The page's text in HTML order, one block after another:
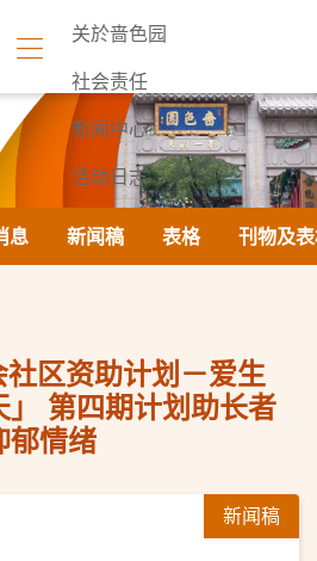
关於啬色园
社会责任
新闻中心
活动日志
联络我们
息 新闻稿 表格 刊物及
社区资助计划－爱生
第四期计划助长者
郁情绪
新闻稿